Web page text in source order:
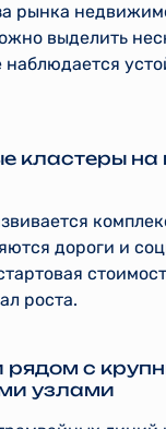
рынка
выделить
наблюдается
кластеры
дороги и
роста.
рядом с
узлами